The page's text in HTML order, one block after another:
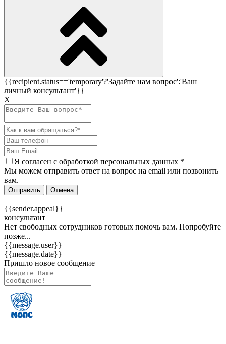
{{recipient.status=='temporary'?'Задайте нам вопрос':'Ваш
личный консультант'}}
Х
Я согласен c обработкой персональных данных *
Мы можем отправить ответ на вопрос на email или позвонить
вам.
Отправить Отмена
{{sender.appeal}}
консультант
Нет свободных сотрудников готовых помочь вам. Попробуйте
позже...
{{message.user}}
{{message.date}}
Пришло новое сообщение